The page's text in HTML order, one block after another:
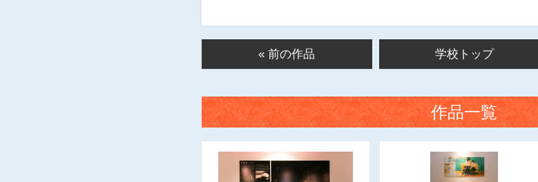
« 前の作品 学校トップ
作品一覧